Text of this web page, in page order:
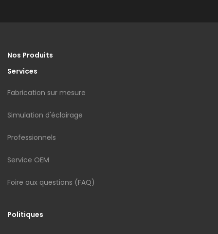
Nos Produits
Services
Fabrication sur mesure
Simulation d'éclairage
Professionnels
Service OEM
Foire aux questions (FAQ)
Politiques